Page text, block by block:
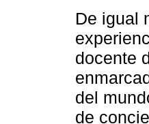
De igual
docente
del
de